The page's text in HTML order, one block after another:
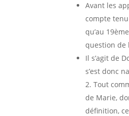
Avant les
compte
qu’au
question de
Il s’agit de
s’est donc
2. Tout
de Marie,
définition,